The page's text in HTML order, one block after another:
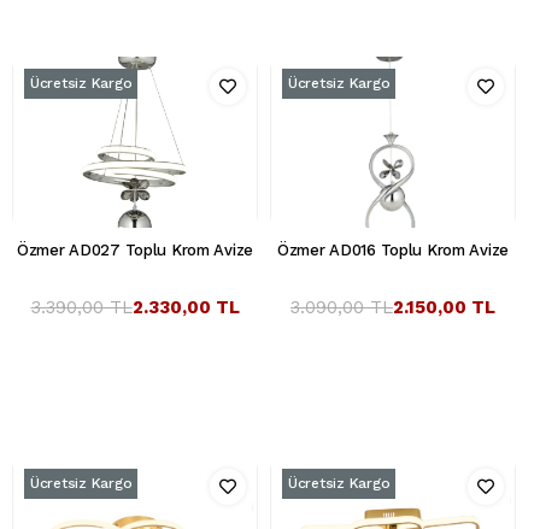
Özmer AD027 Toplu Krom Avize
2.330,00 TL
3.390,00 TL
Ücretsiz Kargo
Özmer AD016 Toplu Krom Avize
2.150,00 TL
3.090,00 TL
Ücretsiz Kargo
Ücretsiz Kargo Ücretsiz Kargo